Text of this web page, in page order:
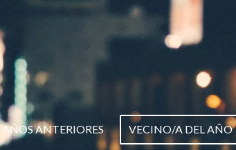
AÑOS ANTERIORES VECINO/A DEL AÑO